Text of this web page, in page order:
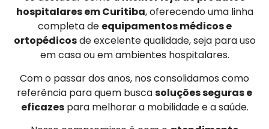
hospitalares em Curitiba, oferecendo uma linha
completa de equipamentos médicos e
ortopédicosde excelente qualidade, seja para uso
em casa ou em ambientes hospitalares.
Com o passar dos anos, nos consolidamos como
referência para quem buscasoluções seguras e
eficazespara melhorar a mobilidade e a saúde.